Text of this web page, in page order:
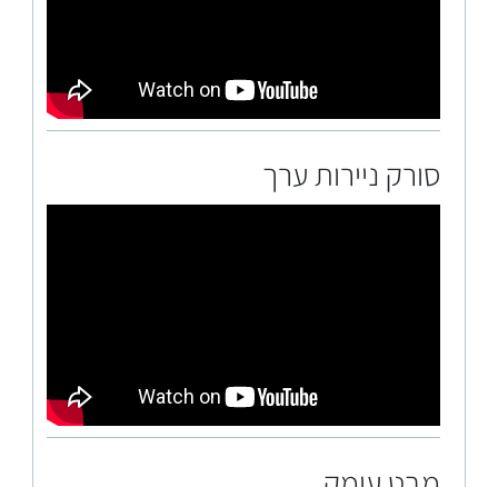
סורק ניירות ערך